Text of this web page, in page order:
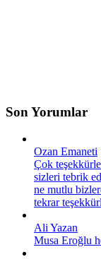
Son Yorumlar
Ozan Emaneti
Çok
sizleri tebrik
ne mutlu
tekrar
Ali Yazan
Musa Eroğlu